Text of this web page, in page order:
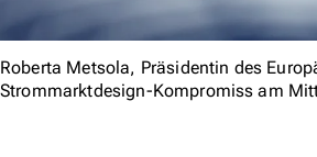
Roberta Metsola, Präsidentin des
Strommarktdesign-Kompromiss am